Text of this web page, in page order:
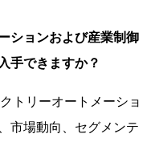
ションおよび産業制御
手できますか？
トリーオートメーショ
市場動向、セグメンテ